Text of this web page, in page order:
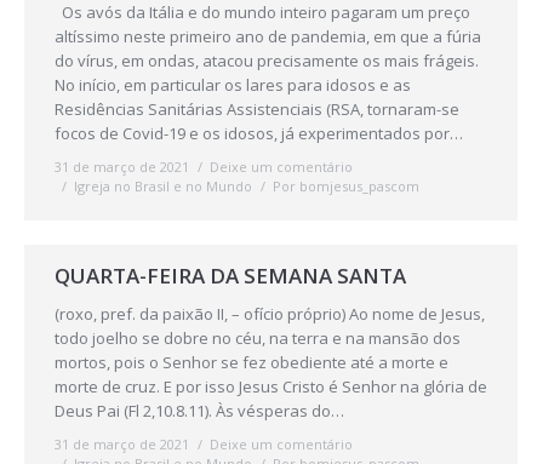
Os avós da Itália e do mundo inteiro pagaram um preço
altíssimo neste primeiro ano de pandemia, em que a fúria
do vírus, em ondas, atacou precisamente os mais frágeis.
No início, em particular os lares para idosos e as
Residências Sanitárias Assistenciais (RSA, tornaram-se
focos de Covid-19 e os idosos, já experimentados por…
31 de março de 2021
Deixe um comentário
Igreja no Brasil e no Mundo
Por bomjesus_pascom
QUARTA-FEIRA DA SEMANA SANTA
(roxo, pref. da paixão II, – ofício próprio) Ao nome de Jesus,
todo joelho se dobre no céu, na terra e na mansão dos
mortos, pois o Senhor se fez obediente até a morte e
morte de cruz. E por isso Jesus Cristo é Senhor na glória de
Deus Pai (Fl 2,10.8.11). Às vésperas do…
31 de março de 2021
Deixe um comentário